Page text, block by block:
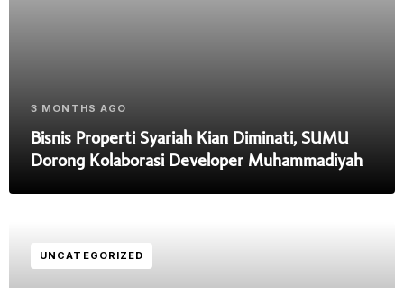
3 MONTHS AGO
Bisnis Properti Syariah Kian Diminati, SUMU
Dorong Kolaborasi Developer Muhammadiyah
UNCATEGORIZED